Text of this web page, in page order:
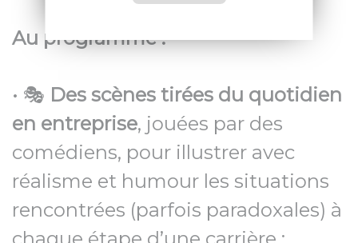
Au programme :
• 🎭 Des scènes tirées du quotidien
en entreprise, jouées par des
comédiens, pour illustrer avec
réalisme et humour les situations
rencontrées (parfois paradoxales) à